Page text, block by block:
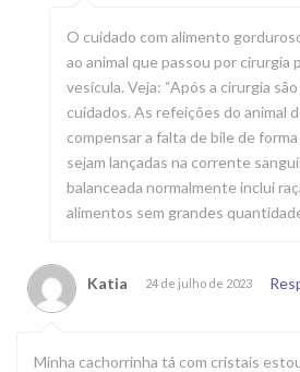
O cuidado com alimento
ao animal que passou por cirurgia
vesícula. Veja: “Após a cirurgia
cuidados. As refeições do animal
compensar a falta de bile de
sejam lançadas na corrente
balanceada normalmente inclui
alimentos sem grandes
Katia 24 de julho de 2023
Minha cachorrinha tá com cristais